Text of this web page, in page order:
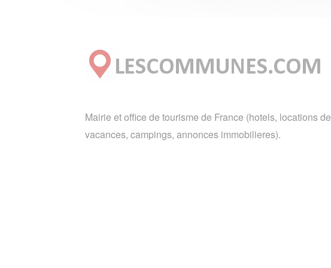
Mairie et office de tourisme de France (hotels, locations de
vacances, campings, annonces immobilieres).